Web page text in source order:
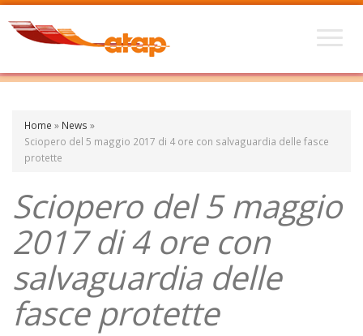
Home » News »
Sciopero del 5 maggio 2017 di 4 ore con salvaguardia delle fasce
protette
Sciopero del 5 maggio
2017 di 4 ore con
salvaguardia delle
fasce protette